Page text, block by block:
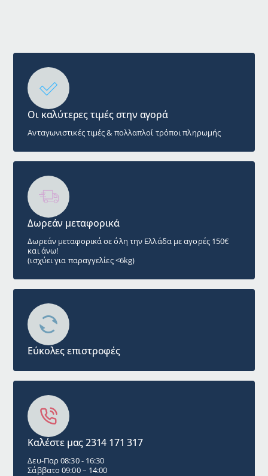
Οι καλύτερες τιμές στην αγορά
Ανταγωνιστικές τιμές & πολλαπλοί τρόποι πληρωμής
Δωρεάν μεταφορικά
Δωρεάν μεταφορικά σε όλη την Ελλάδα με αγορές 150€
και άνω!
(ισχύει για παραγγελίες <6kg)
Εύκολες επιστροφές
Καλέστε μας 2314 171 317
Δευ-Παρ 08:30 - 16:30
Σάββατο 09:00 – 14:00